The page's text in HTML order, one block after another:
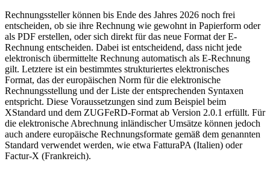
Rechnungssteller können bis Ende des Jahres 2026 noch frei
entscheiden, ob sie ihre Rechnung wie gewohnt in Papierform oder
als PDF erstellen, oder sich direkt für das neue Format der E-
Rechnung entscheiden. Dabei ist entscheidend, dass nicht jede
elektronisch übermittelte Rechnung automatisch als E-Rechnung
gilt. Letztere ist ein bestimmtes strukturiertes elektronisches
Format, das der europäischen Norm für die elektronische
Rechnungsstellung und der Liste der entsprechenden Syntaxen
entspricht. Diese Voraussetzungen sind zum Beispiel beim
XStandard und dem ZUGFeRD-Format ab Version 2.0.1 erfüllt. Für
die elektronische Abrechnung inländischer Umsätze können jedoch
auch andere europäische Rechnungsformate gemäß dem genannten
Standard verwendet werden, wie etwa FatturaPA (Italien) oder
Factur-X (Frankreich).